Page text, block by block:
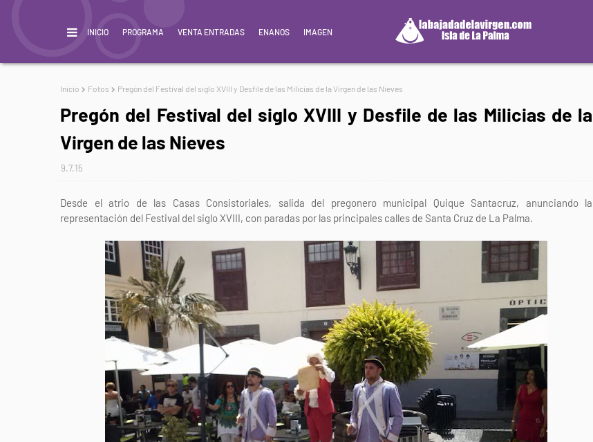
INICIO PROGRAMA VENTA ENTRADAS ENANOS IMAGEN
Inicio Fotos Pregón del Festival del siglo XVIII y Desfile de las Milicias de la Virgen de las Nieves
Pregón del Festival del siglo XVIII y Desfile de las Milicias de la
Virgen de las Nieves
9.7.15
Desde el atrio de las Casas Consistoriales, salida del pregonero municipal Quique Santacruz, anunciando la
representación del Festival del siglo XVIII, con paradas por las principales calles de Santa Cruz de La Palma.